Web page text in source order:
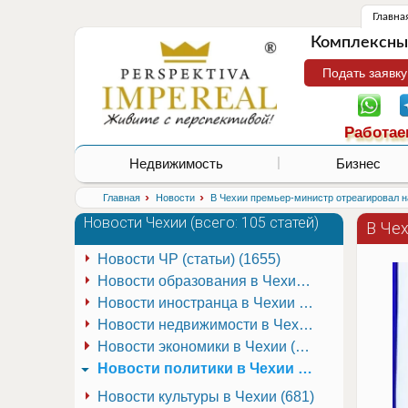
Подать
Недвижимость Бизнес
Главная › Новости › В Чехии премьер-министр отреагировал
В
Новости Чехии (всего: 105 статей)
Новости иностранца в Чехии (223)
Новости культуры в Чехии (681)
Новости недвижимости в Чехии (337)
Новости образования в Чехии (251)
Новости политики в Чехии (337)
Новости ЧР (статьи) (1655)
Новости экономики в Чехии (941)